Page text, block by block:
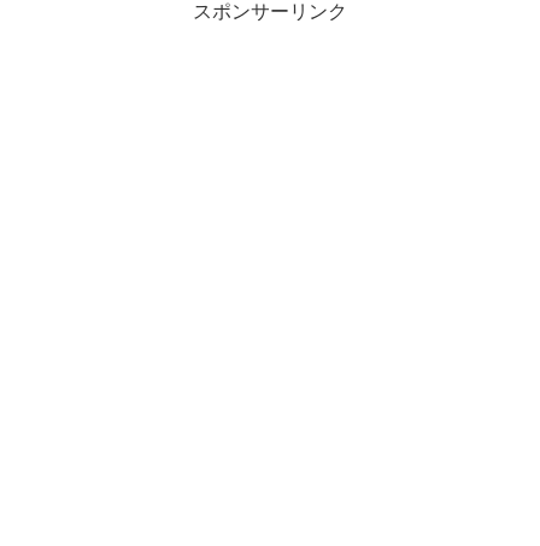
スポンサーリンク